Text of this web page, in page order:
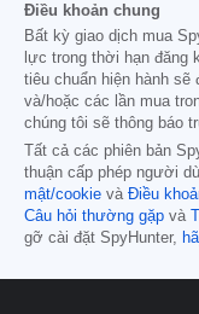
Điều khoản chung
Bất kỳ giao dịch mua
lực trong thời hạn đăng
tiêu chuẩn hiện hành
và/hoặc các lần mua
chúng tôi sẽ thông báo
Tất cả các phiên bản
thuận cấp phép người
mật/cookie và Điều
Câu hỏi thường gặp và
gỡ cài đặt SpyHunter,